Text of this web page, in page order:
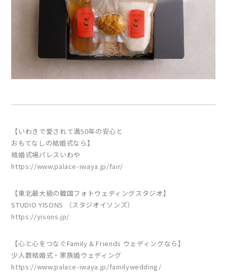
【いわきで愛されて満50年の安心と
おもてなしの結婚式なら】
結婚式場パレスいわや
https://www.palace-iwaya.jp/fair/
【東北最大級の韓国フォトウェディングスタジオ】
STUDIO YISONS （スタジオイソンズ）
https://yisons.jp/
【心と心をつなぐFamily & Friends ウェディングなら】
少人数結婚式・家族婚ウェディング
https://www.palace-iwaya.jp/familywedding/